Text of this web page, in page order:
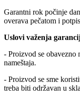
Garantni rok počinje
overava pečatom i
Uslovi važenja
- Proizvod se obavezno
nameštaja.
- Proizvod se sme
treba biti održavan u